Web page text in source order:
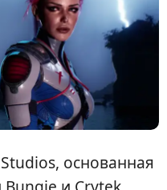
основанная